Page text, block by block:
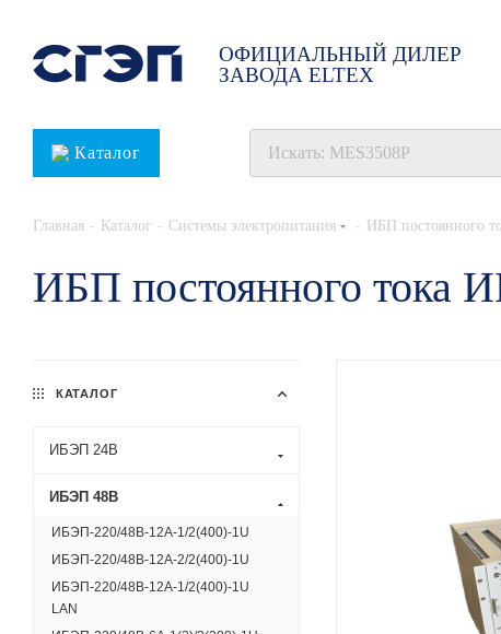
ОФИЦИАЛЬНЫЙ ДИЛЕР
ЗАВОДА ELTEX
Каталог
Главная - Каталог - Системы электропитания - ИБП постоянного
ИБП постоянного тока
КАТАЛОГ
ИБЭП 24В
ИБЭП 48В
ИБЭП-220/48B-12A-1/2(400)-1U
ИБЭП-220/48B-12A-2/2(400)-1U
ИБЭП-220/48B-12A-1/2(400)-1U
LAN